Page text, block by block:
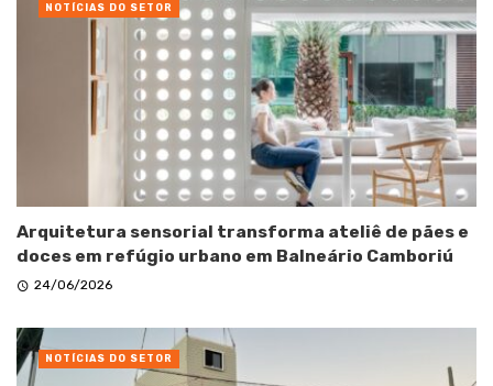
Arquitetura sensorial transforma ateliê de pães e
doces em refúgio urbano em Balneário Camboriú
24/06/2026
NOTÍCIAS DO SETOR
NOTÍCIAS DO SETOR